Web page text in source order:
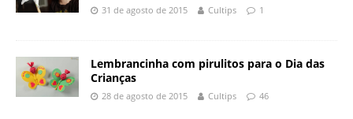
31 de agosto de 2015 Cultips 1
Lembrancinha com pirulitos para o Dia das
Crianças
28 de agosto de 2015 Cultips 46